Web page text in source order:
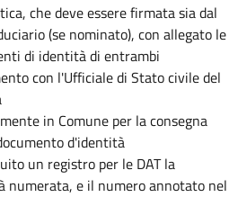
che deve essere firmata sia dal
(se nominato), con allegato le
di identità di entrambi
con l'Ufficiale di Stato civile del
in Comune per la consegna
d'identità
un registro per le DAT la
numerata, e il numero annotato nel